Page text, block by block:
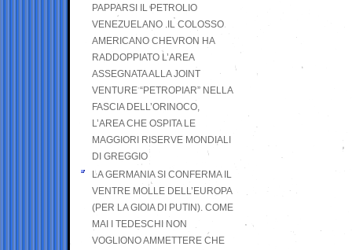
PAPPARSI IL PETROLIO
VENEZUELANO .IL COLOSSO
AMERICANO CHEVRON HA
RADDOPPIATO L’AREA
ASSEGNATA ALLA JOINT
VENTURE “PETROPIAR” NELLA
FASCIA DELL’ORINOCO,
L’AREA CHE OSPITA LE
MAGGIORI RISERVE MONDIALI
DI GREGGIO
LA GERMANIA SI CONFERMA IL
VENTRE MOLLE DELL’EUROPA
(PER LA GIOIA DI PUTIN). COME
MAI I TEDESCHI NON
VOGLIONO AMMETTERE CHE